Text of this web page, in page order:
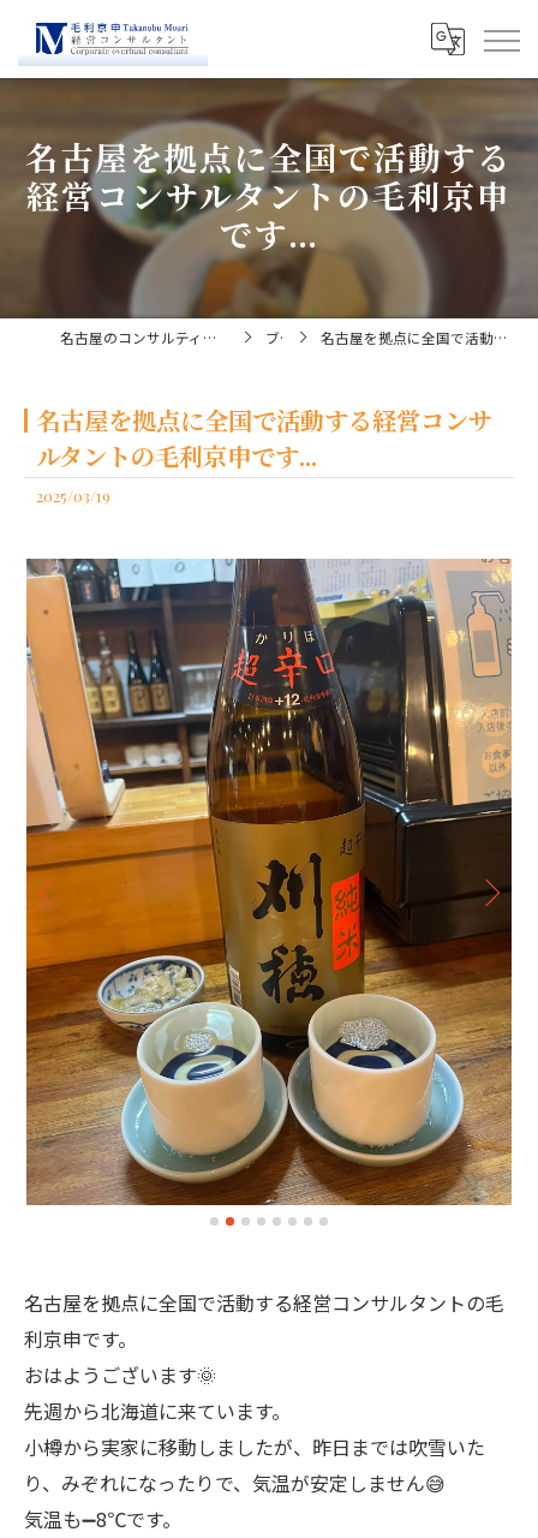
名古屋を拠点に全国で活動する
経営コンサルタントの毛利京申
です...
名古屋のコンサルティングなら経営コンサルタント毛利京申 ブログ 名古屋を拠点に全国で活動する経営コンサルタントの毛利京申です...
名古屋を拠点に全国で活動する経営コンサ
ルタントの毛利京申です...
2025/03/19
名古屋を拠点に全国で活動する経営コンサルタントの毛
利京申です。
おはようございます🌞
先週から北海道に来ています。
小樽から実家に移動しましたが、昨日までは吹雪いた
り、みぞれになったりで、気温が安定しません😅
気温も➖8℃です。